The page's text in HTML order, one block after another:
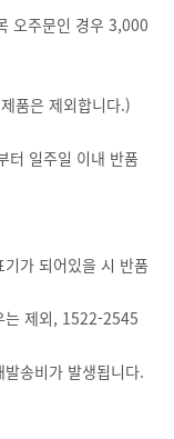
오주문인 경우 3,000
품은 제외합니다.)
터 일주일 이내 반품
가 되어있을 시 반품
는 제외, 1522-2545
송비가 발생됩니다.